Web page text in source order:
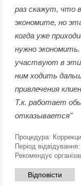
раз скажут, что
экономите, но
когда уже
нужно
участвуют в
ним ходить
привлечения
Т.к. работает
отказывается"
Процедура:
Період відвідування:
Рекомендує
Відповісти